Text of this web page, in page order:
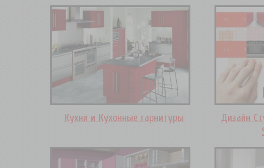
Кухни и Кухонные гарнитуры
Дизайн